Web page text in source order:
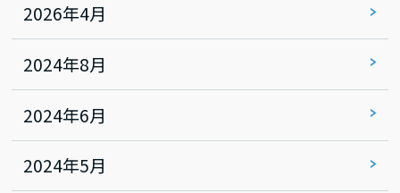
2026年4月
2024年8月
2024年6月
2024年5月